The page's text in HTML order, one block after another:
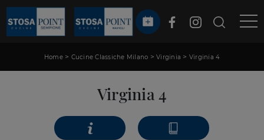
Home> Cucine Classiche Milano > Virginia > Virginia 4
Virginia 4